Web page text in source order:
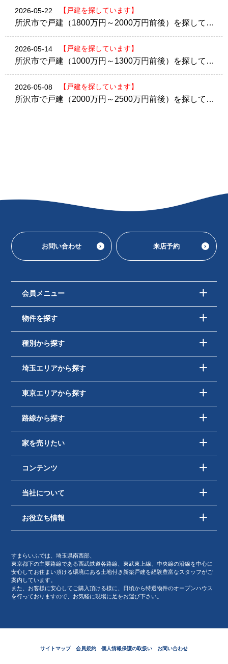
2026-05-22 【戸建を探しています】
所沢市で戸建（1800万円～2000万円前後）を探しています。
2026-05-14 【戸建を探しています】
所沢市で戸建（1000万円～1300万円前後）を探しています。
2026-05-08 【戸建を探しています】
所沢市で戸建（2000万円～2500万円前後）を探しています。
お問い合わせ 来店予約
会員メニュー
物件を探す
種別から探す
埼玉エリアから探す
東京エリアから探す
路線から探す
家を売りたい
コンテンツ
当社について
お役立ち情報
すまらいふでは、埼玉県南西部、
東京都下の主要路線である西武鉄道各路線、東武東上線、中央線の沿線を中心に
安心してお住まい頂ける環境にある土地付き新築戸建を経験豊富なスタッフがご
案内しています。
また、お客様に安心してご購入頂ける様に、日頃から特選物件のオープンハウス
を行っておりますので、お気軽に現場に足をお運び下さい。
サイトマップ 会員規約 個人情報保護の取扱い お問い合わせ